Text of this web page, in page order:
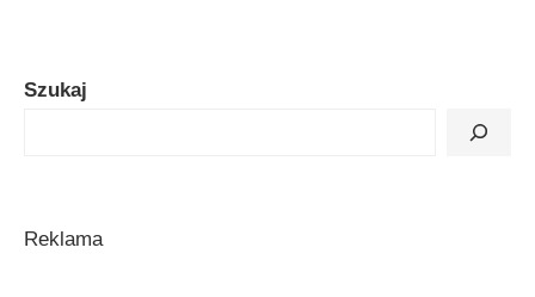
Szukaj
Reklama